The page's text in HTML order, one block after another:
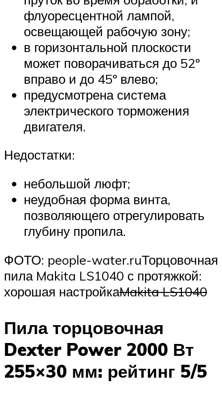
флуоресцентной лампой,
освещающей рабочую зону;
в горизонтальной плоскости
может поворачиваться до 52º
вправо и до 45º влево;
предусмотрена система
электрического торможения
двигателя.
Недостатки:
небольшой люфт;
неудобная форма винта,
позволяющего отрегулировать
глубину пропила.
ФОТО: people-water.ruТорцовочная
пила Makita LS1040 с протяжкой:
хорошая настройкаMakita LS1040
Пила торцовочная
Dexter Power 2000 Вт
255×30 мм: рейтинг 5/5